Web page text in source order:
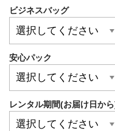
ビジネスバッグ
安心パック
レンタル期間(お届け日か